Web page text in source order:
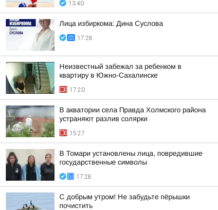
13:40
Лица избиркома: Дина Суслова
17:28
Неизвестный забежал за ребенком в
квартиру в Южно-Сахалинске
17:20
В акватории села Правда Холмского района
устраняют разлив солярки
15:27
В Томари установлены лица, повредившие
государственные символы
17:28
С добрым утром! Не забудьте пёрышки
почистить